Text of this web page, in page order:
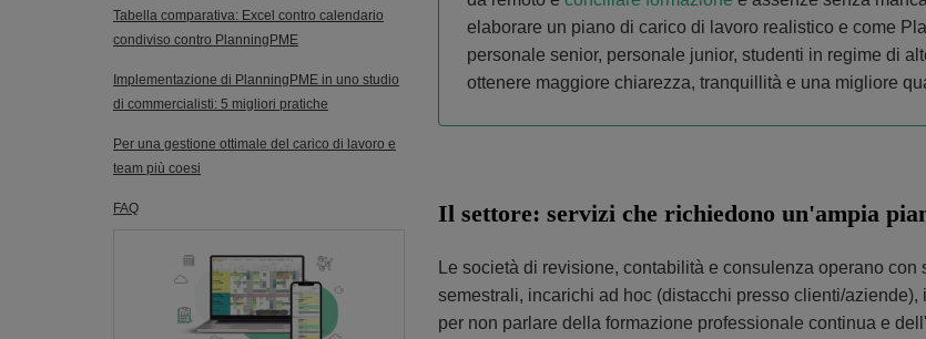
Tabella comparativa: Excel contro calendario
condiviso contro PlanningPME
Implementazione di PlanningPME in uno studio
di commercialisti: 5 migliori pratiche
Per una gestione ottimale del carico di lavoro e
team più coesi
FAQ
elaborare un piano di carico di lavoro realistico e come
personale senior, personale junior, studenti in regime di
ottenere maggiore chiarezza, tranquillità e una migliore
Il settore: servizi che richiedono un'ampia
Le società di revisione, contabilità e consulenza operano
semestrali, incarichi ad hoc (distacchi presso clienti/
per non parlare della formazione professionale continua e